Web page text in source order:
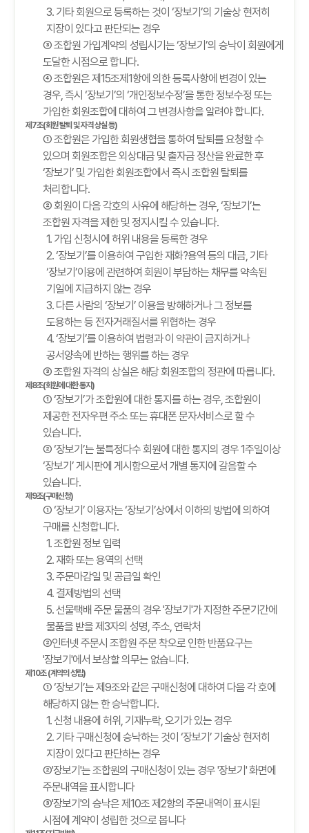
3. 기타 회원으로 등록하는 것이 ‘장보기’의 기술상 현저히
지장이 있다고 판단되는 경우
③ 조합원 가입계약의 성립시기는 ‘장보기’의 승낙이 회원에게
도달한 시점으로 합니다.
④ 조합원은 제15조제1항에 의한 등록사항에 변경이 있는
경우, 즉시 ‘장보기’의 ‘개인정보수정’을 통한 정보수정 또는
가입한 회원조합에 대하여 그 변경사항을 알려야 합니다.
제7조(회원 탈퇴 및 자격 상실 등)
① 조합원은 가입한 회원생협을 통하여 탈퇴를 요청할 수
있으며 회원조합은 외상대금 및 출자금 정산을 완료한 후
‘장보기’ 및 가입한 회원조합에서 즉시 조합원 탈퇴를
처리합니다.
② 회원이 다음 각호의 사유에 해당하는 경우, ‘장보기’는
조합원 자격을 제한 및 정지시킬 수 있습니다.
1. 가입 신청시에 허위 내용을 등록한 경우
2. ‘장보기’를 이용하여 구입한 재화?용역 등의 대금, 기타
‘장보기’이용에 관련하여 회원이 부담하는 채무를 약속된
기일에 지급하지 않는 경우
3. 다른 사람의 ‘장보기’ 이용을 방해하거나 그 정보를
도용하는 등 전자거래질서를 위협하는 경우
4. ‘장보기’를 이용하여 법령과 이 약관이 금지하거나
공서양속에 반하는 행위를 하는 경우
③ 조합원 자격의 상실은 해당 회원조합의 정관에 따릅니다.
제8조(회원에 대한 통지)
① ‘장보기’가 조합원에 대한 통지를 하는 경우, 조합원이
제공한 전자우편 주소 또는 휴대폰 문자서비스로 할 수
있습니다.
② ‘장보기’는 불특정다수 회원에 대한 통지의 경우 1주일이상
‘장보기’ 게시판에 게시함으로서 개별 통지에 갈음할 수
있습니다.
제9조(구매신청)
① ‘장보기’ 이용자는 ‘장보기’상에서 이하의 방법에 의하여
구매를 신청합니다.
1. 조합원 정보 입력
2. 재화 또는 용역의 선택
3. 주문마감일 및 공급일 확인
4. 결제방법의 선택
5. 선물택배 주문 물품의 경우 '장보기'가 지정한 주문기간에
물품을 받을 제3자의 성명, 주소, 연락처
②인터넷 주문시 조합원 주문 착오로 인한 반품요구는
'장보기'에서 보상할 의무는 없습니다.
제10조 (계약의 성립)
① ‘장보기’는 제9조와 같은 구매신청에 대하여 다음 각 호에
해당하지 않는 한 승낙합니다.
1. 신청 내용에 허위, 기재누락, 오기가 있는 경우
2. 기타 구매신청에 승낙하는 것이 ‘장보기’ 기술상 현저히
지장이 있다고 판단하는 경우
②'장보기'는 조합원의 구매신청이 있는 경우 '장보기' 화면에
주문내역을 표시합니다
③'장보기'의 승낙은 제10조 제2항의 주문내역이 표시된
시점에 계약이 성립한 것으로 봅니다